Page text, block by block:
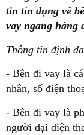
tin tín dụng về
vay ngang hàng
Thông tin định
- Bên đi vay là
nhân, số điện
- Bên đi vay là
người đại diện